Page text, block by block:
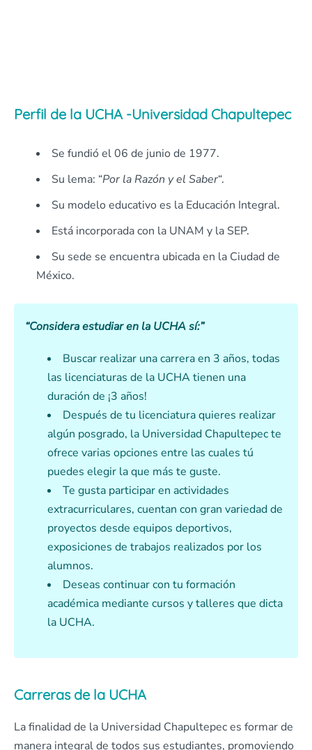
Perfil de la UCHA -Universidad Chapultepec
Se fundió el 06 de junio de 1977.
Su lema: “Por la Razón y el Saber“.
Su modelo educativo es la Educación Integral.
Está incorporada con la UNAM y la SEP.
Su sede se encuentra ubicada en la Ciudad de
México.
“Considera estudiar en la UCHA sí:”
Buscar realizar una carrera en 3 años, todas
las licenciaturas de la UCHA tienen una
duración de ¡3 años!
Después de tu licenciatura quieres realizar
algún posgrado, la Universidad Chapultepec te
ofrece varias opciones entre las cuales tú
puedes elegir la que más te guste.
Te gusta participar en actividades
extracurriculares, cuentan con gran variedad de
proyectos desde equipos deportivos,
exposiciones de trabajos realizados por los
alumnos.
Deseas continuar con tu formación
académica mediante cursos y talleres que dicta
la UCHA.
Carreras de la UCHA
La finalidad de la Universidad Chapultepec es formar de
manera integral de todos sus estudiantes, promoviendo